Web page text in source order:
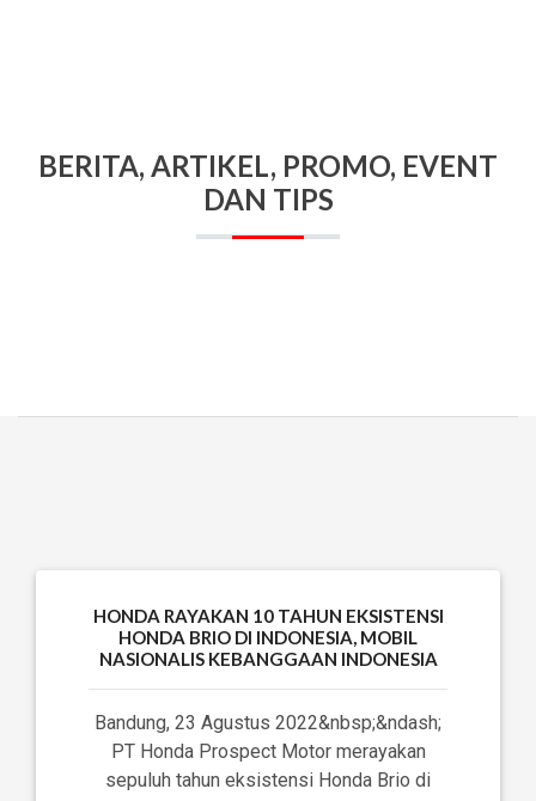
BERITA, ARTIKEL, PROMO, EVENT
DAN TIPS
HONDA RAYAKAN 10 TAHUN EKSISTENSI
HONDA BRIO DI INDONESIA, MOBIL
NASIONALIS KEBANGGAAN INDONESIA
Bandung, 23 Agustus 2022&nbsp;&ndash;
PT Honda Prospect Motor merayakan
sepuluh tahun eksistensi Honda Brio di